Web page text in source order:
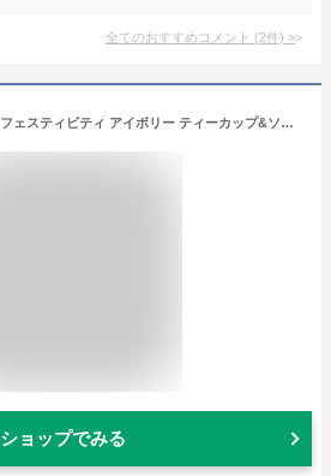
全てのおすすめコメント (2件) >
【ウェッジウッド】フェスティビティ アイボリー ティーカップ&ソーサー ペア
ショップでみる